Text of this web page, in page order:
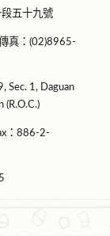
五十九號
真：(02)8965-
Sec. 1, Daguan
(R.O.C.)
：886-2-